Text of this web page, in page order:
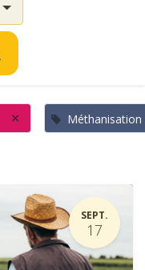
× Méthanisation
SEPT.
17